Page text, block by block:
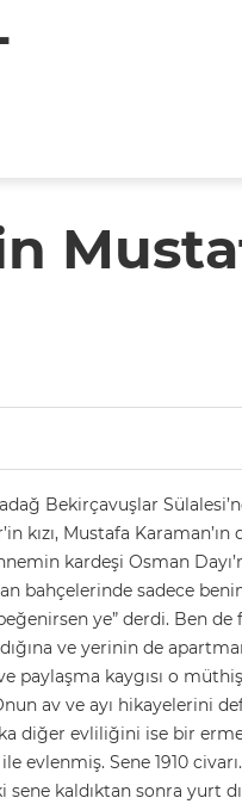
Bekirçavuşlar
kızı, Mustafa
kardeşi Osman
bahçelerinde sadece
ye” derdi. Ben
ve yerinin de
kaygısı o
av ve ayı
diğer evliliğini ise bir
evlenmiş. Sene 1910
kaldıktan sonra yurt